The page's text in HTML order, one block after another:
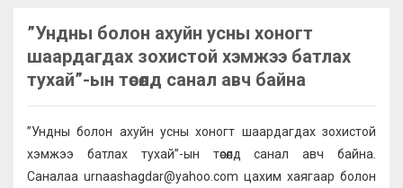
”Ундны болон ахуйн усны хоногт
шаардагдах зохистой хэмжээ батлах
тухай”-ын төсөлд санал авч байна
”Ундны болон ахуйн усны хоногт шаардагдах зохистой
хэмжээ батлах тухай”-ын төсөлд санал авч байна.
Саналаа urnaashagdar@yahoo.com цахим хаягаар болон